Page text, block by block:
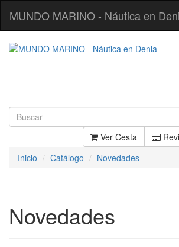
MUNDO MARINO - Náutica en
Ver Cesta
Inicio
Catálogo Novedades
Novedades